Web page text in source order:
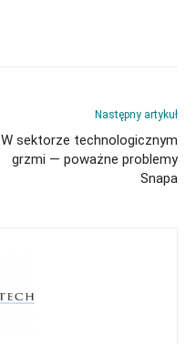
Następny artykuł
W sektorze technologicznym
grzmi — poważne problemy
Snapa